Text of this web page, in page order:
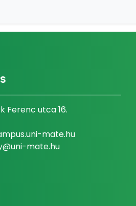
Ferenc utca 16.
mate.hu
mate.hu